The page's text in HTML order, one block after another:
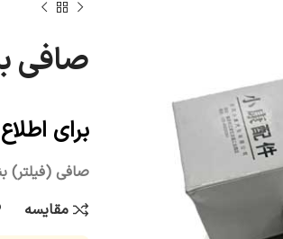
صافی
برای
صافی (فیلتر)
مقایسه